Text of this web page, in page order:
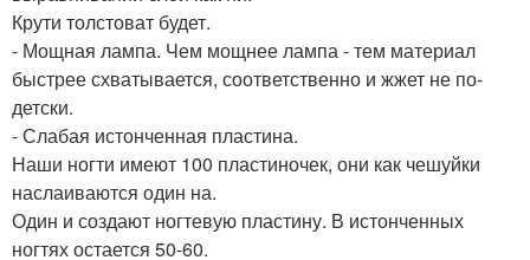
Крути толстоват будет.
- Мощная лампа. Чем мощнее лампа - тем материал
быстрее схватывается, соответственно и жжет не по-
детски.
- Слабая истонченная пластина.
Наши ногти имеют 100 пластиночек, они как чешуйки
наслаиваются один на.
Один и создают ногтевую пластину. В истонченных
ногтях остается 50-60.